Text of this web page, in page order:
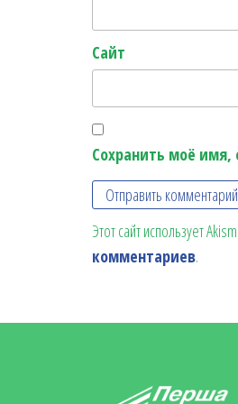
Сайт
Сохранить моё имя,
Этот сайт использует
комментариев.